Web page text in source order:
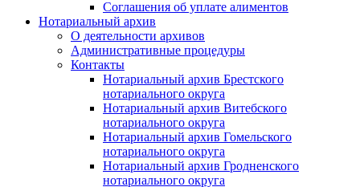
Соглашения об уплате алиментов
Нотариальный архив
О деятельности архивов
Административные процедуры
Контакты
Нотариальный архив Брестского
нотариального округа
Нотариальный архив Витебского
нотариального округа
Нотариальный архив Гомельского
нотариального округа
Нотариальный архив Гродненского
нотариального округа